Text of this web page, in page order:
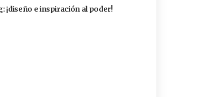
¡diseño e inspiración al poder!